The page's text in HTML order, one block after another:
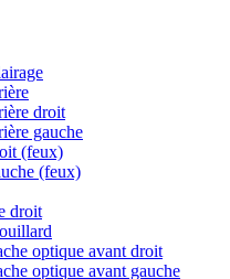
droit
gauche
(feux)
(feux)
droit
optique avant droit
optique avant gauche